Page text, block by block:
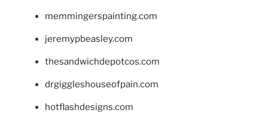
memmingerspainting.com
jeremypbeasley.com
thesandwichdepotcos.com
drgiggleshouseofpain.com
hotflashdesigns.com